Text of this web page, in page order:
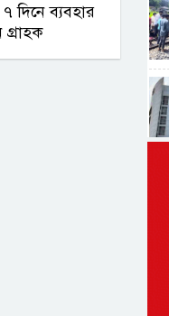
দিনে ব্যবহার